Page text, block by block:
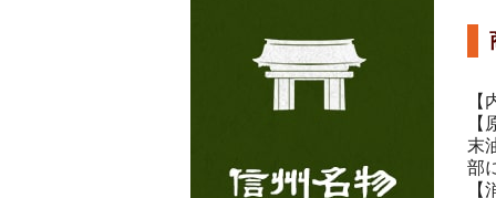
【
末
部